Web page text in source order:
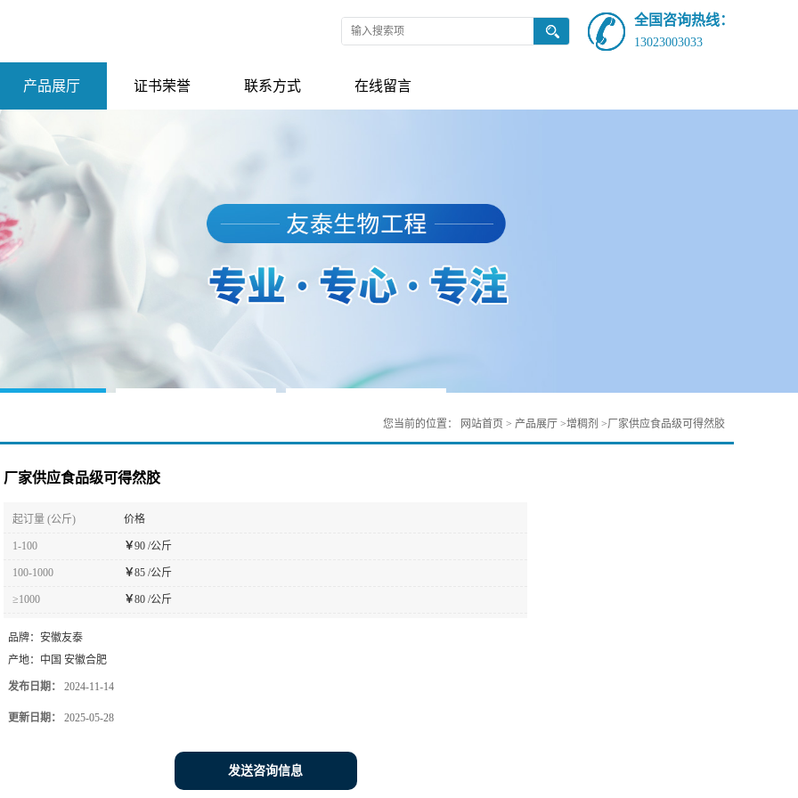
全国咨询热线：
13023003033
产品展厅 证书荣誉 联系方式 在线留言
您当前的位置： 网站首页 > 产品展厅 >增稠剂 >厂家供应食品级可得然胶
厂家供应食品级可得然胶
起订量 (公斤) 价格
1-100 ￥90 /公斤
100-1000 ￥85 /公斤
≥1000 ￥80 /公斤
品牌： 安徽友泰
产地： 中国 安徽合肥
发布日期： 2024-11-14
更新日期： 2025-05-28
发送咨询信息